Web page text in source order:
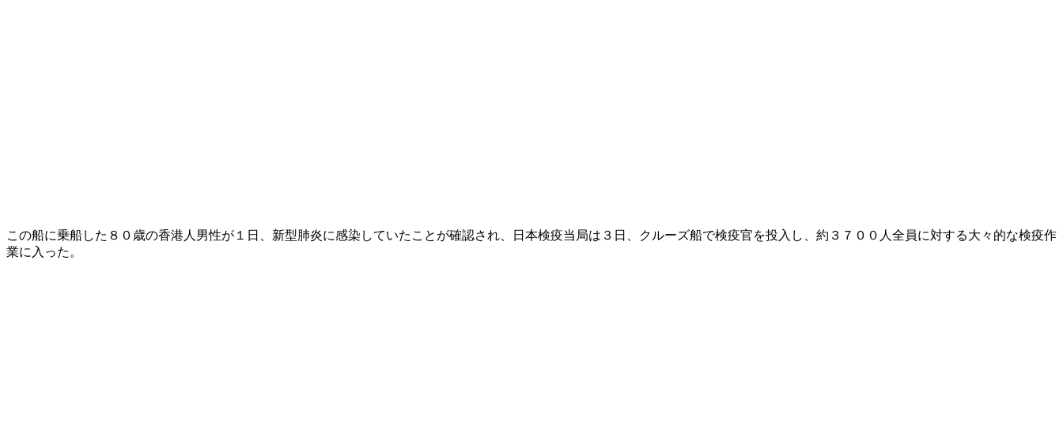
この船に乗船した８０歳の香港人男性が１日、新型肺炎に感染していたことが確認され、日本検疫当局は３日、クルーズ船で検疫官を投入し、約３７００人全員に対する大々的な検疫作
業に入った。